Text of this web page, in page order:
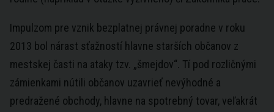
Impulzom pre vznik bezplatnej právnej poradne v roku
2013 bol nárast sťažností hlavne starších občanov z
mestskej časti na ataky tzv. „šmejdov“. Tí pod rozličnými
zámienkami nútili občanov uzavrieť nevýhodné a
predražené obchody, hlavne na spotrebný tovar, veľakrát